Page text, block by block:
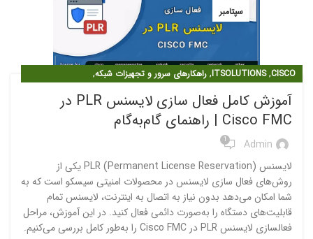
سپتامبر
CISCO
,
ITSOLUTIONS
, راهکارهای سرور و تجهیزات شبکه,
لایسنس سیسکو FIREPOWER
آموزش کامل فعال سازی لایسنس PLR در
Cisco FMC | راهنمای گام‌به‌گام
Admin
1
لایسنس PLR (Permanent License Reservation) یکی از
روش‌های فعال سازی لایسنس در محصولات امنیتی سیسکو است که به
شما امکان می‌دهد بدون نیاز به اتصال به اینترنت، لایسنس تمام
قابلیت‌های دستگاه را به‌صورت دائمی فعال کنید. در این آموزش، مراحل
فعالسازی لایسنس PLR در Cisco FMC را به‌طور کامل بررسی می‌کنیم.